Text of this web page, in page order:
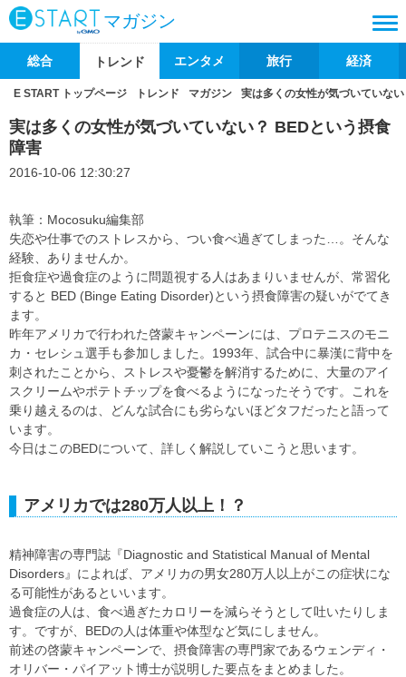
マガジン
総合 トレンド エンタメ 旅行 経済
E START トップページ トレンド マガジン 実は多くの女性が気づいていな
実は多くの女性が気づいていない？ BEDという摂食
障害
2016-10-06 12:30:27
執筆：Mocosuku編集部
失恋や仕事でのストレスから、つい食べ過ぎてしまった…。そんな
経験、ありませんか。
拒食症や過食症のように問題視する人はあまりいませんが、常習化
すると BED (Binge Eating Disorder)という摂食障害の疑いがでてき
ます。
昨年アメリカで行われた啓蒙キャンペーンには、プロテニスのモニ
カ・セレシュ選手も参加しました。1993年、試合中に暴漢に背中を
刺されたことから、ストレスや憂鬱を解消するために、大量のアイ
スクリームやポテトチップを食べるようになったそうです。これを
乗り越えるのは、どんな試合にも劣らないほどタフだったと語って
います。
今日はこのBEDについて、詳しく解説していこうと思います。
アメリカでは280万人以上！？
精神障害の専門誌『Diagnostic and Statistical Manual of Mental
Disorders』によれば、アメリカの男女280万人以上がこの症状にな
る可能性があるといいます。
過食症の人は、食べ過ぎたカロリーを減らそうとして吐いたりしま
す。ですが、BEDの人は体重や体型など気にしません。
前述の啓蒙キャンペーンで、摂食障害の専門家であるウェンディ・
オリバー・パイアット博士が説明した要点をまとめました。